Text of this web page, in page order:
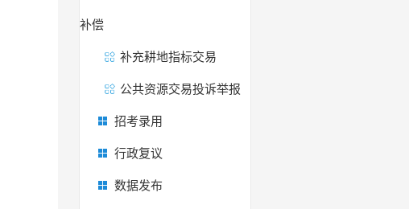
补偿
补充耕地指标交易
公共资源交易投诉举报
招考录用
行政复议
数据发布